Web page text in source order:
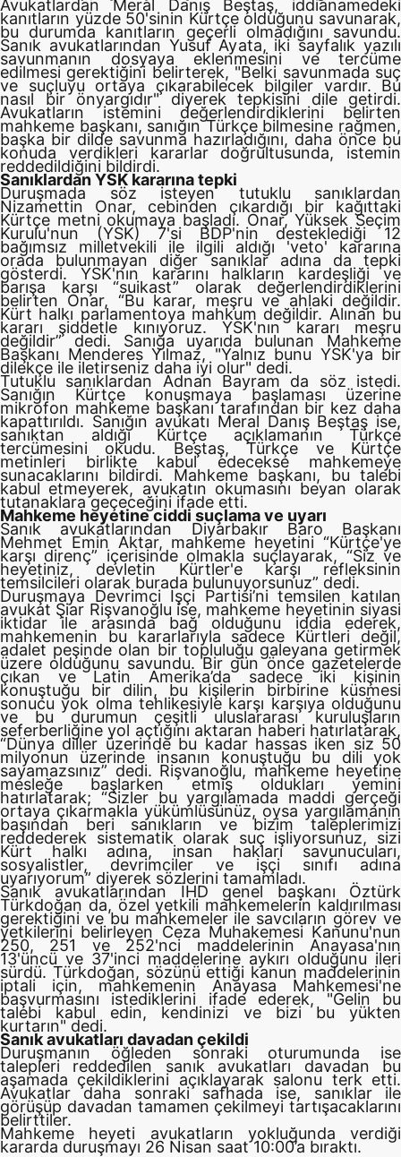
Avukatlardan Meral Danış Beştaş, iddianamedeki
kanıtların yüzde 50'sinin Kürtçe olduğunu savunarak,
bu durumda kanıtların geçerli olmadığını savundu.
Sanık avukatlarından Yusuf Ayata, iki sayfalık yazılı
savunmanın dosyaya eklenmesini ve tercüme
edilmesi gerektiğini belirterek, "Belki savunmada suç
ve suçluyu ortaya çıkarabilecek bilgiler vardır. Bu
nasıl bir önyargıdır" diyerek tepkisini dile getirdi.
Avukatların istemini değerlendirdiklerini belirten
mahkeme başkanı, sanığın Türkçe bilmesine rağmen,
başka bir dilde savunma hazırladığını, daha önce bu
konuda verdikleri kararlar doğrultusunda, istemin
reddedildiğini bildirdi.
Sanıklardan YSK kararına tepki
Duruşmada söz isteyen tutuklu sanıklardan
Nizamettin Onar, cebinden çıkardığı bir kağıttaki
Kürtçe metni okumaya başladı. Onar, Yüksek Seçim
Kurulu'nun (YSK) 7'si BDP'nin desteklediği 12
bağımsız milletvekili ile ilgili aldığı 'veto' kararına
orada bulunmayan diğer sanıklar adına da tepki
gösterdi. YSK'nın kararını halkların kardeşliği ve
barışa karşı “suikast” olarak değerlendirdiklerini
belirten Onar, “Bu karar, meşru ve ahlaki değildir.
Kürt halkı parlamentoya mahkum değildir. Alınan bu
kararı şiddetle kınıyoruz. YSK'nın kararı meşru
değildir” dedi. Sanığa uyarıda bulunan Mahkeme
Başkanı Menderes Yılmaz, "Yalnız bunu YSK'ya bir
dilekçe ile iletirseniz daha iyi olur" dedi.
Tutuklu sanıklardan Adnan Bayram da söz istedi.
Sanığın Kürtçe konuşmaya başlaması üzerine
mikrofon mahkeme başkanı tarafından bir kez daha
kapattırıldı. Sanığın avukatı Meral Danış Beştaş ise,
sanıktan aldığı Kürtçe açıklamanın Türkçe
tercümesini okudu. Beştaş, Türkçe ve Kürtçe
metinleri birlikte kabul edecekse mahkemeye
sunacaklarını bildirdi. Mahkeme başkanı, bu talebi
kabul etmeyerek, avukatın okumasını beyan olarak
tutanaklara geçeceğini ifade etti.
Mahkeme heyetine ciddi suçlama ve uyarı
Sanık avukatlarından Diyarbakır Baro Başkanı
Mehmet Emin Aktar, mahkeme heyetini “Kürtçe'ye
karşı direnç” içerisinde olmakla suçlayarak, “Siz ve
heyetiniz, devletin Kürtler'e karşı refleksinin
temsilcileri olarak burada bulunuyorsunuz” dedi.
Duruşmaya Devrimci İşçi Partisi’ni temsilen katılan
avukat Şiar Rişvanoğlu ise, mahkeme heyetinin siyasi
iktidar ile arasında bağ olduğunu iddia ederek,
mahkemenin bu kararlarıyla sadece Kürtleri değil,
adalet peşinde olan bir topluluğu galeyana getirmek
üzere olduğunu savundu. Bir gün önce gazetelerde
çıkan ve Latin Amerika’da sadece iki kişinin
konuştuğu bir dilin, bu kişilerin birbirine küsmesi
sonucu yok olma tehlikesiyle karşı karşıya olduğunu
ve bu durumun çeşitli uluslararası kuruluşların
seferberliğine yol açtığını aktaran haberi hatırlatarak,
“Dünya diller üzerinde bu kadar hassas iken siz 50
milyonun üzerinde insanın konuştuğu bu dili yok
sayamazsınız” dedi. Rişvanoğlu, mahkeme heyetine
mesleğe başlarken etmiş oldukları yemini
hatırlatarak; “Sizler bu yargılamada maddi gerçeği
ortaya çıkarmakla yükümlüsünüz, oysa yargılamanın
başından beri sanıkların ve bizim taleplerimizi
reddederek sistematik olarak suç işliyorsunuz, sizi
Kürt halkı adına, insan hakları savunucuları,
sosyalistler, devrimciler ve işçi sınıfı adına
uyarıyorum” diyerek sözlerini tamamladı.
Sanık avukatlarından İHD genel başkanı Öztürk
Türkdoğan da, özel yetkili mahkemelerin kaldırılması
gerektiğini ve bu mahkemeler ile savcıların görev ve
yetkilerini belirleyen Ceza Muhakemesi Kanunu'nun
250, 251 ve 252'nci maddelerinin Anayasa'nın
13'üncü ve 37'inci maddelerine aykırı olduğunu ileri
sürdü. Türkdoğan, sözünü ettiği kanun maddelerinin
iptali için, mahkemenin Anayasa Mahkemesi'ne
başvurmasını istediklerini ifade ederek, "Gelin bu
talebi kabul edin, kendinizi ve bizi bu yükten
kurtarın" dedi.
Sanık avukatları davadan çekildi
Duruşmanın öğleden sonraki oturumunda ise
talepleri reddedilen sanık avukatları davadan bu
aşamada çekildiklerini açıklayarak salonu terk etti.
Avukatlar daha sonraki safhada ise, sanıklar ile
görüşüp davadan tamamen çekilmeyi tartışacaklarını
belirttiler.
Mahkeme heyeti avukatların yokluğunda verdiği
kararda duruşmayı 26 Nisan saat 10:00’a bıraktı.